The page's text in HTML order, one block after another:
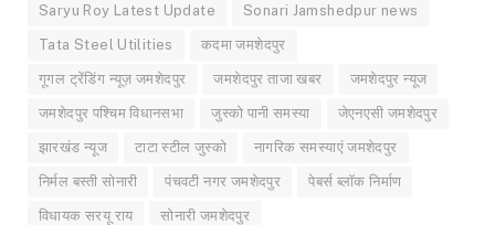
Saryu Roy Latest Update Sonari Jamshedpur news
Tata Steel Utilities कदमा जमशेदपुर
गूगल ट्रेंडिंग न्यूज़ जमशेदपुर जमशेदपुर ताजा खबर जमशेदपुर न्यूज
जमशेदपुर पश्चिम विधानसभा जुस्को पानी समस्या जेएनएसी जमशेदपुर
झारखंड न्यूज टाटा स्टील जुस्को नागरिक समस्याएं जमशेदपुर
निर्मल बस्ती सोनारी पंचवटी नगर जमशेदपुर पेबर्स ब्लॉक निर्माण
विधायक सरयू राय सोनारी जमशेदपुर